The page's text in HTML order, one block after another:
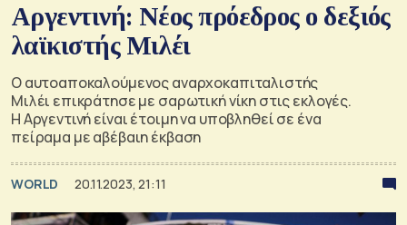
Αργεντινή: Νέος πρόεδρος ο δεξιός
λαϊκιστής Μιλέι
Ο αυτοαποκαλούμενος αναρχοκαπιταλιστής
Μιλέι επικράτησε με σαρωτική νίκη στις εκλογές.
Η Αργεντινή είναι έτοιμη να υποβληθεί σε ένα
πείραμα με αβέβαιη έκβαση
WORLD 20.11.2023, 21:11